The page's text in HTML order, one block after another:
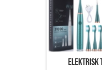
Elektrisk